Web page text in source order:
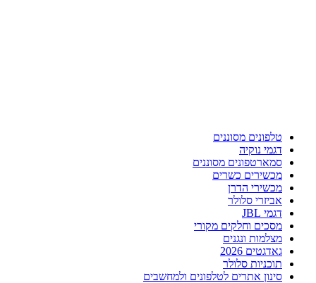
טלפונים מסוננים
דגמי נוקיה
סמארטפונים מסוננים
מכשירים כשרים
מכשירי הדרן
אביזרי סלולר
דגמי JBL
מסכים וחלקים מקורי
מצלמות ונגנים
גאדגטים 2026
תוכניות סלולר
סינון אתרים לטלפונים ולמחשבים